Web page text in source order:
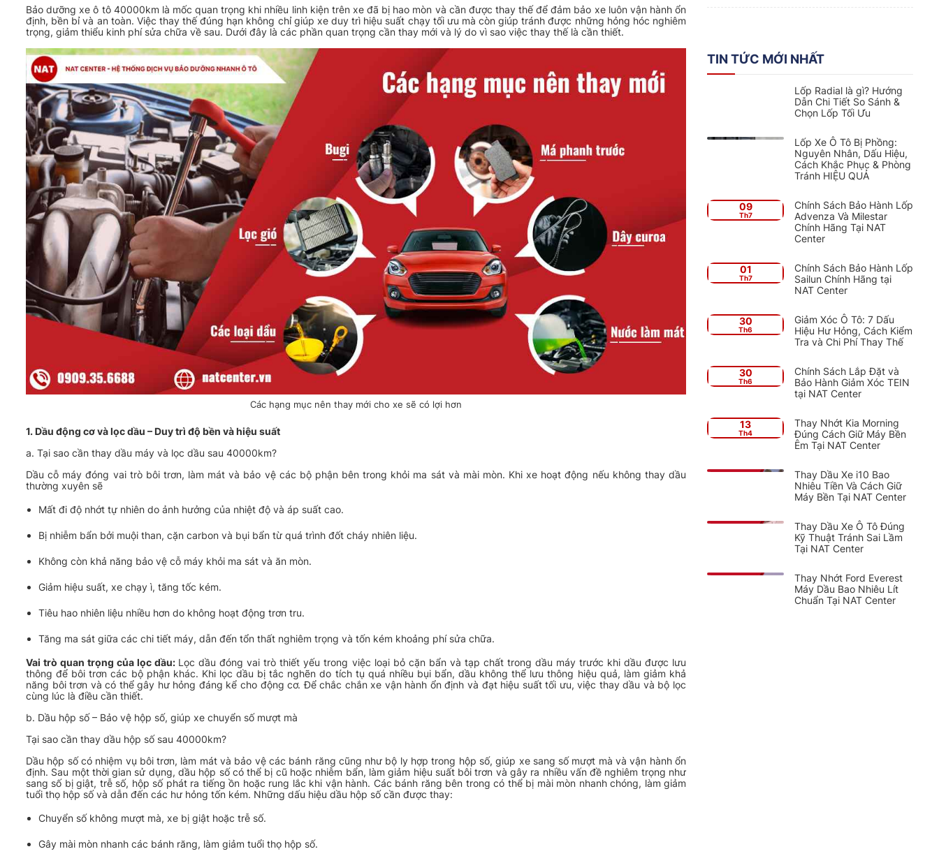
Bảo dưỡng xe ô tô 40000km là mốc quan trọng khi nhiều linh kiện trên xe đã bị hao mòn và cần được thay thế để đảm bảo xe luôn vận hành ổn
định, bền bỉ và an toàn. Việc thay thế đúng hạn không chỉ giúp xe duy trì hiệu suất chạy tối ưu mà còn giúp tránh được những hỏng hóc nghiêm
trọng, giảm thiểu kinh phí sửa chữa về sau. Dưới đây là các phần quan trọng cần thay mới và lý do vì sao việc thay thế là cần thiết.
Các hạng mục nên thay mới cho xe sẽ có lợi hơn
1. Dầu động cơ và lọc dầu – Duy trì độ bền và hiệu suất
a. Tại sao cần thay dầu máy và lọc dầu sau 40000km?
Dầu cỗ máy đóng vai trò bôi trơn, làm mát và bảo vệ các bộ phận bên trong khỏi ma sát và mài mòn. Khi xe hoạt động nếu không thay dầu
thường xuyên sẽ
Mất đi độ nhớt tự nhiên do ảnh hưởng của nhiệt độ và áp suất cao.
Bị nhiễm bẩn bởi muội than, cặn carbon và bụi bẩn từ quá trình đốt cháy nhiên liệu.
Không còn khả năng bảo vệ cỗ máy khỏi ma sát và ăn mòn.
Giảm hiệu suất, xe chạy ì, tăng tốc kém.
Tiêu hao nhiên liệu nhiều hơn do không hoạt động trơn tru.
Tăng ma sát giữa các chi tiết máy, dẫn đến tổn thất nghiêm trọng và tốn kém khoảng phí sửa chữa.
Vai trò quan trọng của lọc dầu: Lọc dầu đóng vai trò thiết yếu trong việc loại bỏ cặn bẩn và tạp chất trong dầu máy trước khi dầu được lưu
thông để bôi trơn các bộ phận khác. Khi lọc dầu bị tắc nghẽn do tích tụ quá nhiều bụi bẩn, dầu không thể lưu thông hiệu quả, làm giảm khả
năng bôi trơn và có thể gây hư hỏng đáng kể cho động cơ. Để chắc chắn xe vận hành ổn định và đạt hiệu suất tối ưu, việc thay dầu và bộ lọc
cùng lúc là điều cần thiết.
b. Dầu hộp số – Bảo vệ hộp số, giúp xe chuyển số mượt mà
Tại sao cần thay dầu hộp số sau 40000km?
Dầu hộp số có nhiệm vụ bôi trơn, làm mát và bảo vệ các bánh răng cũng như bộ ly hợp trong hộp số, giúp xe sang số mượt mà và vận hành ổn
định. Sau một thời gian sử dụng, dầu hộp số có thể bị cũ hoặc nhiễm bẩn, làm giảm hiệu suất bôi trơn và gây ra nhiều vấn đề nghiêm trọng như
sang số bị giật, trễ số, hộp số phát ra tiếng ồn hoặc rung lắc khi vận hành. Các bánh răng bên trong có thể bị mài mòn nhanh chóng, làm giảm
tuổi thọ hộp số và dẫn đến các hư hỏng tốn kém. Những dấu hiệu dầu hộp số cần được thay:
Chuyển số không mượt mà, xe bị giật hoặc trễ số.
Gây mài mòn nhanh các bánh răng, làm giảm tuổi thọ hộp số.
TIN TỨC MỚI NHẤT
Lốp Radial là gì? Hướng
Dẫn Chi Tiết So Sánh &
Chọn Lốp Tối Ưu
Lốp Xe Ô Tô Bị Phồng:
Nguyên Nhân, Dấu Hiệu,
Cách Khắc Phục & Phòng
Tránh HIỆU QUẢ
09
Th7
Chính Sách Bảo Hành Lốp
Advenza Và Milestar
Chính Hãng Tại NAT
Center
01
Th7
Chính Sách Bảo Hành Lốp
Sailun Chính Hãng tại
NAT Center
30
Th6
Giảm Xóc Ô Tô: 7 Dấu
Hiệu Hư Hỏng, Cách Kiểm
Tra và Chi Phí Thay Thế
30
Th6
Chính Sách Lắp Đặt và
Bảo Hành Giảm Xóc TEIN
tại NAT Center
13
Th4
Thay Nhớt Kia Morning
Đúng Cách Giữ Máy Bền
Êm Tại NAT Center
Thay Dầu Xe i10 Bao
Nhiêu Tiền Và Cách Giữ
Máy Bền Tại NAT Center
Thay Dầu Xe Ô Tô Đúng
Kỹ Thuật Tránh Sai Lầm
Tại NAT Center
Thay Nhớt Ford Everest
Máy Dầu Bao Nhiêu Lít
Chuẩn Tại NAT Center